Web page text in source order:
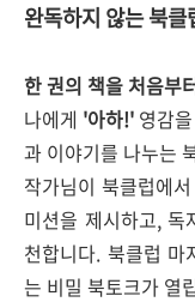
완독하지 않는 북클
한 권의 책을 처음부
나에게 '아하!' 영감
과 이야기를 나누는
작가님이 북클럽에
미션을 제시하고,
천합니다. 북클럽
는 비밀 북토크가 열